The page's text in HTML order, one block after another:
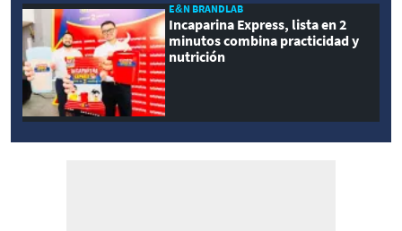
E&N BRANDLAB
Incaparina Express, lista en 2
minutos combina practicidad y
nutrición